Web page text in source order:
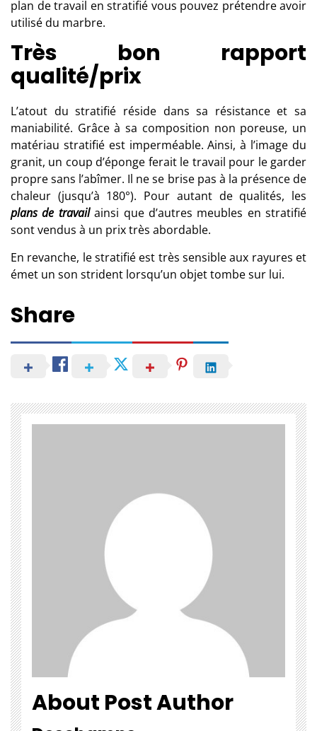
plan de travail en stratifié vous pouvez prétendre avoir
utilisé du marbre.
Très bon rapport
qualité/prix
L’atout du stratifié réside dans sa résistance et sa
maniabilité. Grâce à sa composition non poreuse, un
matériau stratifié est imperméable. Ainsi, à l’image du
granit, un coup d’éponge ferait le travail pour le garder
propre sans l’abîmer. Il ne se brise pas à la présence de
chaleur (jusqu’à 180°). Pour autant de qualités, les
plans de travailainsi que d’autres meubles en stratifié
sont vendus à un prix très abordable.
En revanche, le stratifié est très sensible aux rayures et
émet un son strident lorsqu’un objet tombe sur lui.
Share
About Post Author